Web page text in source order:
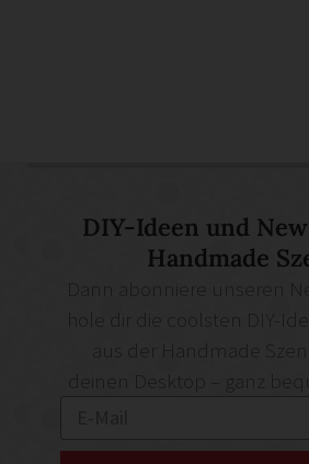
DIY-Ideen und
Handmade
deinen Desktop – ganz